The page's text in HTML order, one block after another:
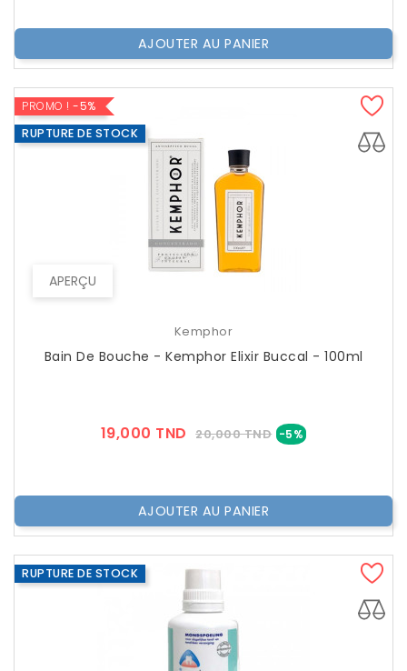
AJOUTER AU PANIER
APERÇU
PROMO ! -5%
RUPTURE DE STOCK
Kemphor
Bain De Bouche - Kemphor Elixir Buccal - 100ml
19,000 TND Prix
20,000 TND -5%Prix
AJOUTER AU PANIER
RUPTURE DE STOCK